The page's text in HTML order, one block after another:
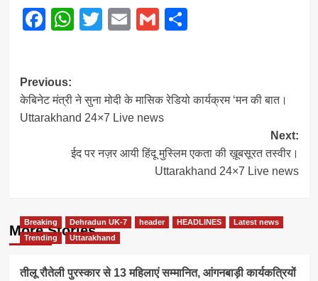
Facebook
WhatsApp
Twitter
EmailGmailShare
Post
navigation
Previous:
केबिनेट मंत्री ने सुना मोदी के मासिक रेडियो कार्यक्रम ‘मन की बात।
Uttarakhand 24×7 Live news
Next:
ईद पर नज़र आयी हिंदू मुस्लिम एकता की ख़ूबसूरत तस्वीर।
Uttarakhand 24×7 Live news
More Stories
Breaking Dehradun UK-7 header HEADLINES
Latest news
Trending
Uttarakhand
तीलू रौतेली पुरस्कार से 13 महिलाएं सम्मानित, आंगनबाड़ी कार्यकत्रियों